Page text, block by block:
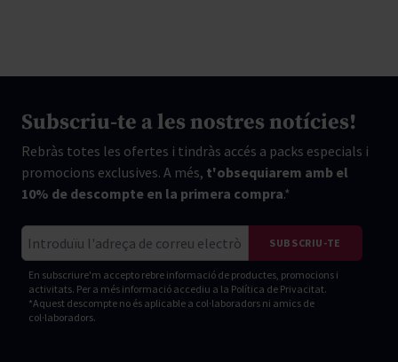
Subscriu-te a les nostres notícies!
Rebràs totes les ofertes i tindràs accés a packs especials i
promocions exclusives. A més, t'obsequiarem amb el
10% de descompte en la primera compra.*
SUBSCRIU-TE
En subscriure'm accepto rebre informació de productes, promocions i
activitats. Per a més informació accediu a la Política de Privacitat.
*Aquest descompte no és aplicable a col·laboradors ni amics de
col·laboradors.